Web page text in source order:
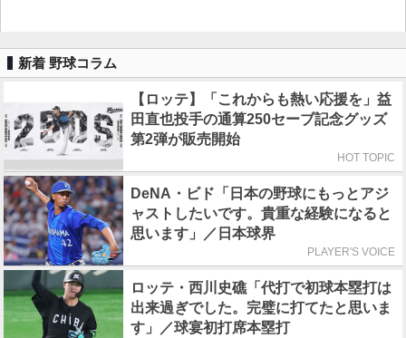
新着 野球コラム
【ロッテ】「これからも熱い応援を」益
田直也投手の通算250セーブ記念グッズ
第2弾が販売開始
HOT TOPIC
DeNA・ビド「日本の野球にもっとアジ
ャストしたいです。貴重な経験になると
思います」／日本球界
PLAYER'S VOICE
ロッテ・西川史礁「代打で初球本塁打は
出来過ぎでした。完璧に打てたと思いま
す」／球宴初打席本塁打